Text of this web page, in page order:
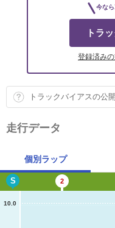
今なら
トラ
登録済み
トラックバイアスの公
走行データ
個別ラップ
10.0
S 2